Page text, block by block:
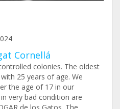
Cornellá
colonies. The oldest
25 years of age. We
the age of 17 in our
very bad condition are